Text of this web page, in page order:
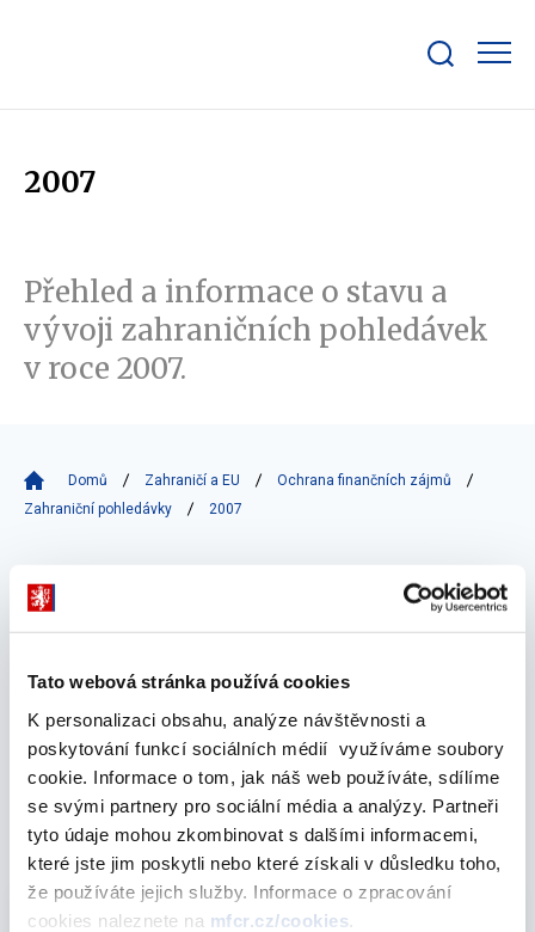
Tato webová stránka používá cookies
K personalizaci obsahu, analýze návštěvnosti a
poskytování funkcí sociálních médií využíváme soubory
cookie. Informace o tom, jak náš web používáte, sdílíme
se svými partnery pro sociální média a analýzy. Partneři
tyto údaje mohou zkombinovat s dalšími informacemi,
které jste jim poskytli nebo které získali v důsledku toho,
že používáte jejich služby. Informace o zpracování
cookies naleznete na mfcr.cz/cookies
bar
2007
Přehled a informace o stavu a
vývoji zahraničních pohledávek
v roce 2007.
Domů Zahraničí a EU
Ochrana finančních zájmů
Zahraniční pohledávky
2007
Roční souhrnná zpráva o stavu a vývoji
zahraničních pohledávek ČR - rok 2007
15. dubna 2009
Ministerstvo financí publikuje Roční
souhrnnou zprávu o stavu a vývoji zahraničních
pohledávek ČR v roce 2007.
19. května 2008
Vyberte
2007